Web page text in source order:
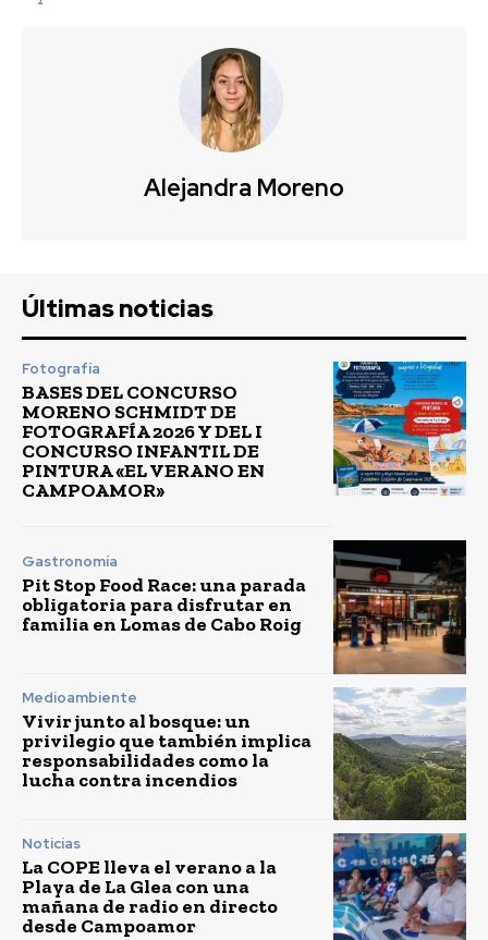
Alejandra Moreno
Últimas noticias
Fotografía
BASES DEL CONCURSO
MORENO SCHMIDT DE
FOTOGRAFÍA 2026 Y DEL I
CONCURSO INFANTIL DE
PINTURA «EL VERANO EN
CAMPOAMOR»
Gastronomía
Pit Stop Food Race: una parada
obligatoria para disfrutar en
familia en Lomas de Cabo Roig
Medioambiente
Vivir junto al bosque: un
privilegio que también implica
responsabilidades como la
lucha contra incendios
Noticias
La COPE lleva el verano a la
Playa de La Glea con una
mañana de radio en directo
desde Campoamor